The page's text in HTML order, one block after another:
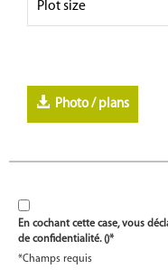
Photo / plans
En cochant cette case, vous
de confidentialité. ()*
*Champs requis